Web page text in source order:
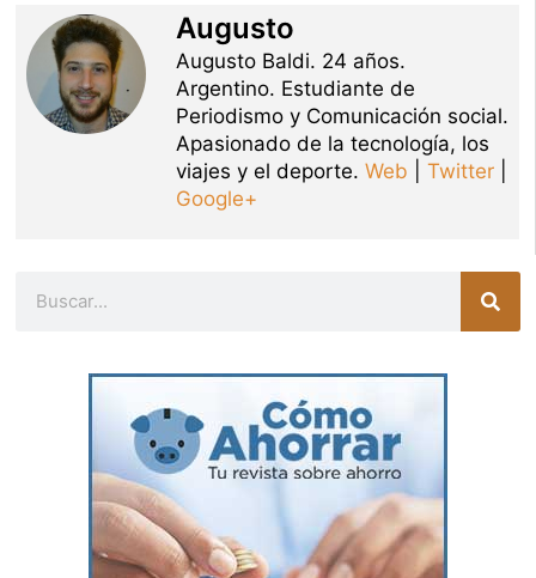
Augusto
Augusto Baldi. 24 años.
Argentino. Estudiante de
Periodismo y Comunicación social.
Apasionado de la tecnología, los
viajes y el deporte. Web Twitter|
Google+